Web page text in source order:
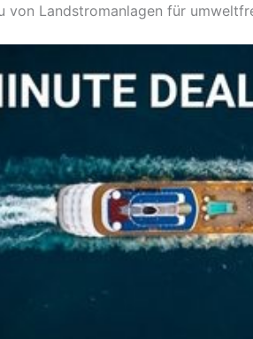
Landstromanlagen für